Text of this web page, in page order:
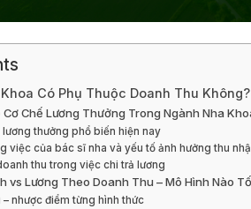
Có Phụ Thuộc Doanh Thu
Cơ Chế Lương Thưởng Trong Ngành Nha
thưởng phổ biến hiện nay
việc của bác sĩ nha và yếu tố ảnh hưởng thu
thu trong việc chi trả lương
vs Lương Theo Doanh Thu – Mô Hình Nào
– nhược điểm từng hình thức